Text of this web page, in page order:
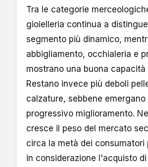
Tra le categorie
gioielleria continua a
segmento più dinamico,
abbigliamento, occhialeria e
mostrano una buona capacità
Restano invece più deboli
calzature, sebbene emergano
progressivo miglioramento.
cresce il peso del mercato
circa la metà dei consumatori
in considerazione l'acquisto